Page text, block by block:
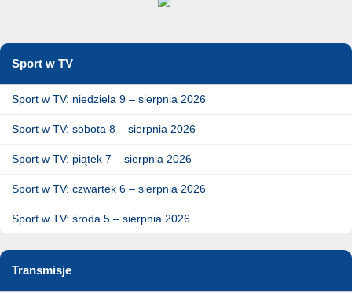
Sport w TV
Sport w TV: niedziela 9 – sierpnia 2026
Sport w TV: sobota 8 – sierpnia 2026
Sport w TV: piątek 7 – sierpnia 2026
Sport w TV: czwartek 6 – sierpnia 2026
Sport w TV: środa 5 – sierpnia 2026
Transmisje